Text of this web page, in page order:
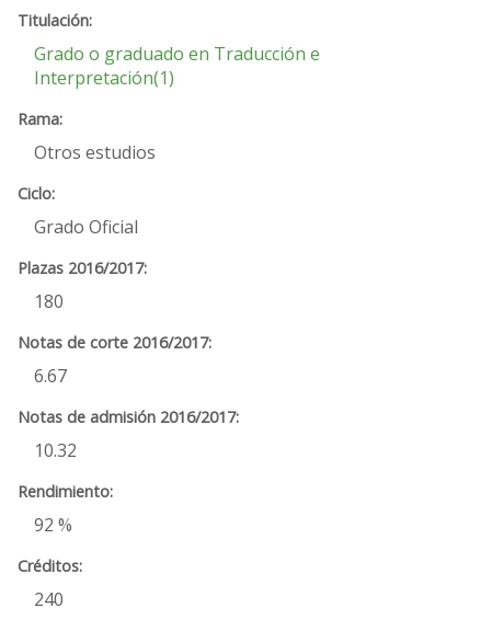
Grado o graduado en Traducción e
Interpretación(1)
Otros estudios
Grado Oficial
180
6.67
10.32
92 %
240